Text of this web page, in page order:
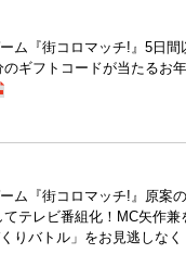
ム『街コロマッチ!』5日間
ギフトコードが当たるお
ム『街コロマッチ!』原案
てテレビ番組化！MC矢作兼
りバトル」をお見逃しなく